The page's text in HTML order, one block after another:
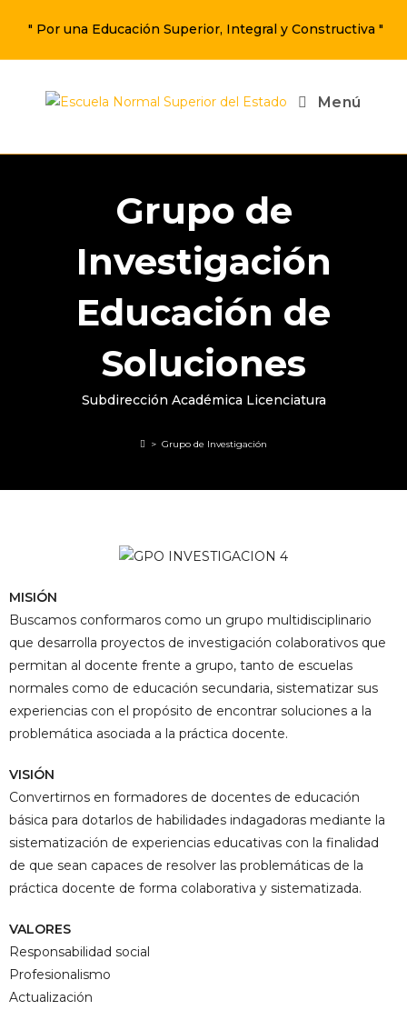
" Por una Educación Superior, Integral y Constructiva "
Menú
Grupo de
Investigación
Educación de
Soluciones
Subdirección Académica Licenciatura
> Grupo de Investigación
MISIÓN
Buscamos conformaros como un grupo multidisciplinario
que desarrolla proyectos de investigación colaborativos que
permitan al docente frente a grupo, tanto de escuelas
normales como de educación secundaria, sistematizar sus
experiencias con el propósito de encontrar soluciones a la
problemática asociada a la práctica docente.
VISIÓN
Convertirnos en formadores de docentes de educación
básica para dotarlos de habilidades indagadoras mediante la
sistematización de experiencias educativas con la finalidad
de que sean capaces de resolver las problemáticas de la
práctica docente de forma colaborativa y sistematizada.
VALORES
Responsabilidad social
Profesionalismo
Actualización